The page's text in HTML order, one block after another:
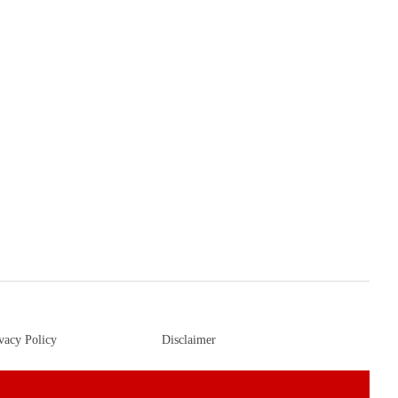
Policy Disclaimer